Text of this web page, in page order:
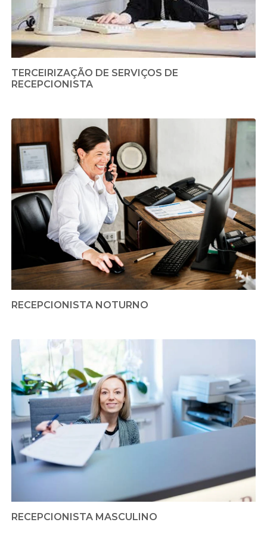
TERCEIRIZAÇÃO DE SERVIÇOS DE
RECEPCIONISTA
RECEPCIONISTA NOTURNO
RECEPCIONISTA MASCULINO